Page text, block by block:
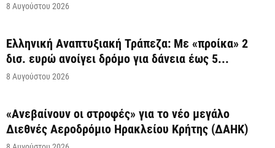
8 Αυγούστου 2026
Ελληνική Αναπτυξιακή Τράπεζα: Με «προίκα» 2
δισ. ευρώ ανοίγει δρόμο για δάνεια έως 5...
8 Αυγούστου 2026
«Ανεβαίνουν οι στροφές» για το νέο μεγάλο
Διεθνές Αεροδρόμιο Ηρακλείου Κρήτης (ΔΑΗΚ)